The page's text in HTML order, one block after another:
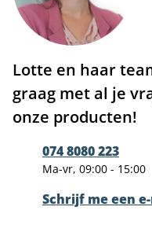
Lotte en haar
graag met al je
onze producten!
074 8080 223
Ma-vr, 09:00 - 15:00
Schrijf me een